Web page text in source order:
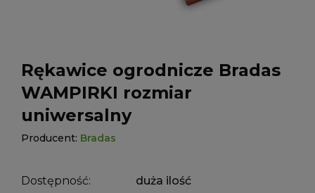
Rękawice ogrodnicze Bradas
WAMPIRKI rozmiar
uniwersalny
Producent: Bradas
Dostępność: duża ilość